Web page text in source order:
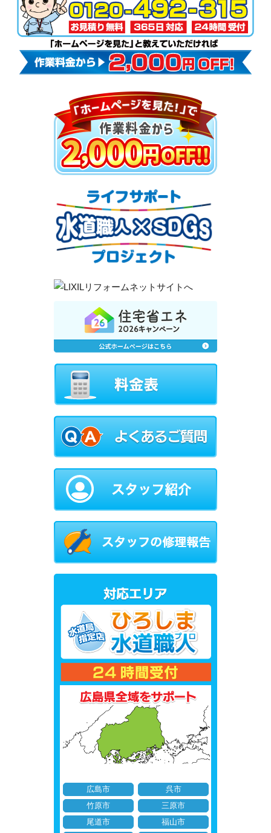
広島市
呉市
竹原市
三原市
尾道市
福山市